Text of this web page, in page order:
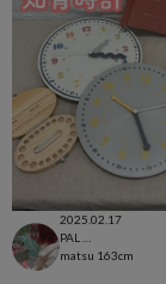
2025.02.17
matsu 163cm